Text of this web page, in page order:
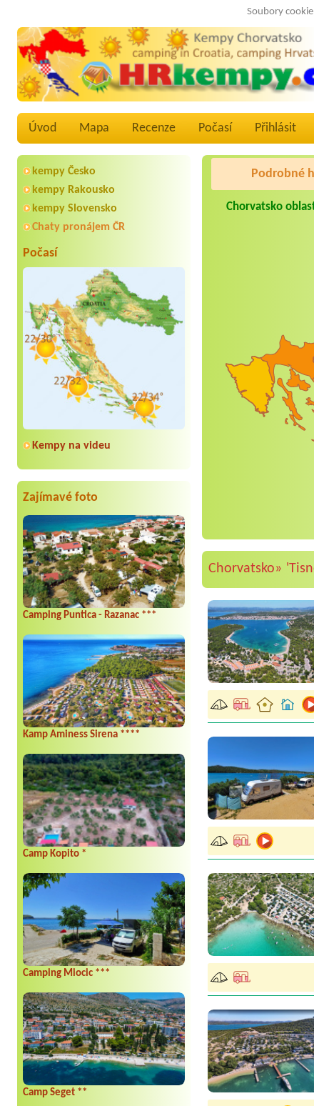
Soubory
Úvod Mapa Recenze Počasí Přihlásit
kempy Česko
kempy Rakousko
kempy Slovensko
Chaty pronájem ČR
Počasí
Kempy na videu
Zajímavé foto
Camping Puntica - Razanac ***
Kamp Aminess Sirena ****
Camp Kopito *
Camping Miocic ***
Camp Seget **
Podrobné
Chorvatsko
Chorvatsko»